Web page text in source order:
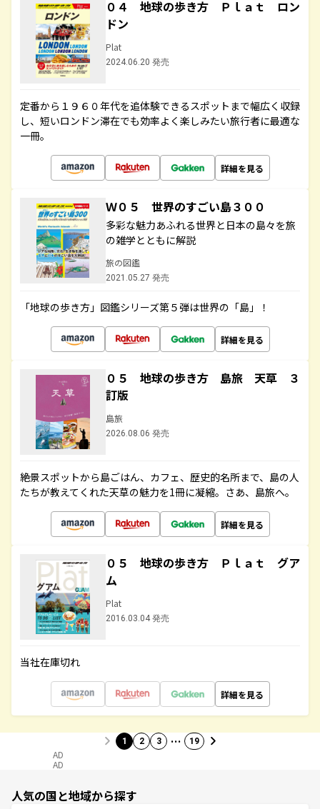
０４ 地球の歩き方 Ｐｌａｔ ロン
ドン
Plat
2024.06.20 発売
定番から１９６０年代を追体験できるスポットまで幅広く収録
し、短いロンドン滞在でも効率よく楽しみたい旅行者に最適な
一冊。
詳細を見る
Ｗ０５ 世界のすごい島３００
多彩な魅力あふれる世界と日本の島々を旅
の雑学とともに解説
旅の図鑑
2021.05.27 発売
「地球の歩き方」図鑑シリーズ第５弾は世界の「島」！
詳細を見る
０５ 地球の歩き方 島旅 天草 ３
訂版
島旅
2026.08.06 発売
絶景スポットから島ごはん、カフェ、歴史的名所まで、島の人
たちが教えてくれた天草の魅力を1冊に凝縮。さあ、島旅へ。
詳細を見る
０５ 地球の歩き方 Ｐｌａｔ グア
ム
Plat
2016.03.04 発売
当社在庫切れ
詳細を見る
1 2 3 … 19
AD
AD
人気の国と地域から探す